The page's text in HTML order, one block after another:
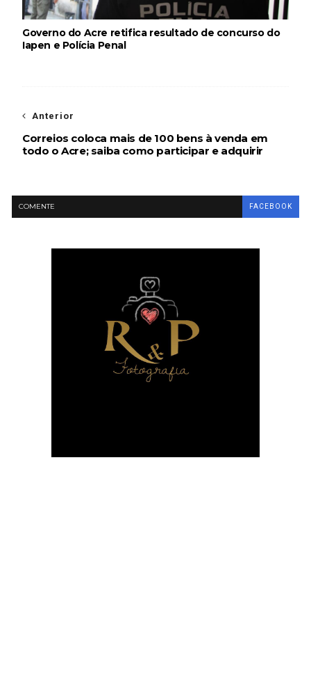
Governo do Acre retifica resultado de concurso do
Iapen e Polícia Penal
Anterior
Correios coloca mais de 100 bens à venda em
todo o Acre; saiba como participar e adquirir
COMENTE FACEBOOK